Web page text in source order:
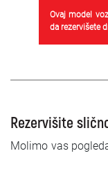
Ovaj model
da rezervišete
Rezervišite
Molimo vas